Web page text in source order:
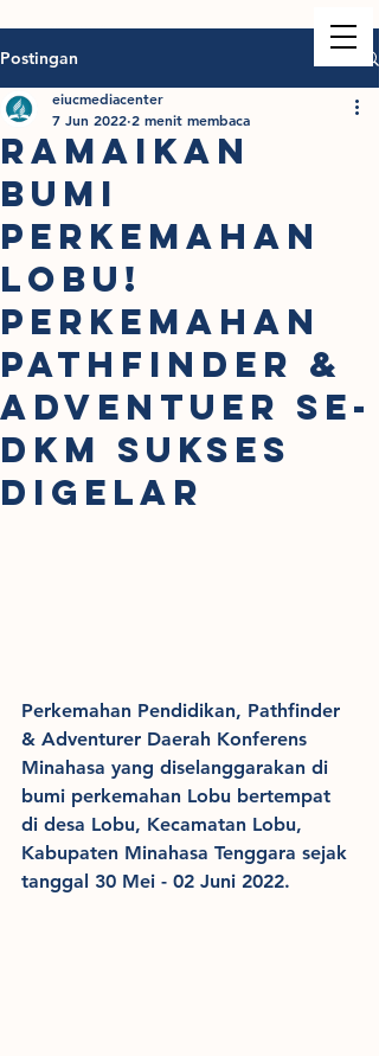
Postingan
RAMAIKAN
BUMI
PERKEMAHAN
LOBU!
PERKEMAHAN
PATHFINDER &
ADVENTUER SE-
DKM SUKSES
DIGELAR
eiucmediacenter
7 Jun 2022 2 menit membaca
Perkemahan Pendidikan, Pathfinder
& Adventurer Daerah Konferens
Minahasa yang diselanggarakan di
bumi perkemahan Lobu bertempat
di desa Lobu, Kecamatan Lobu,
Kabupaten Minahasa Tenggara sejak
tanggal 30 Mei - 02 Juni 2022.